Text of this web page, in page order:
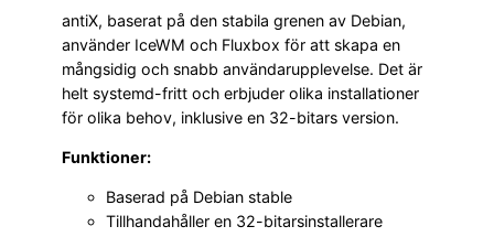
antiX, baserat på den stabila grenen av Debian,
använder IceWM och Fluxbox för att skapa en
mångsidig och snabb användarupplevelse. Det är
helt systemd-fritt och erbjuder olika installationer
för olika behov, inklusive en 32-bitars version.
Funktioner:
Baserad på Debian stable
Tillhandahåller en 32-bitarsinstallerare